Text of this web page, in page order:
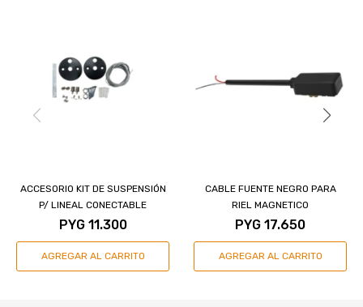
ACCESORIO KIT DE SUSPENSIÓN
P/ LINEAL CONECTABLE
PYG 11.300
CABLE FUENTE NEGRO PARA
RIEL MAGNETICO
PYG 17.650